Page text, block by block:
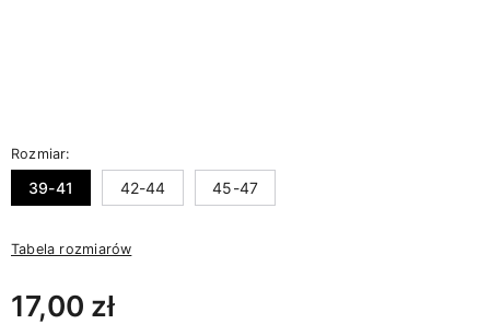
Rozmiar:
39-41 42-44 45-47
Tabela rozmiarów
17,00 zł